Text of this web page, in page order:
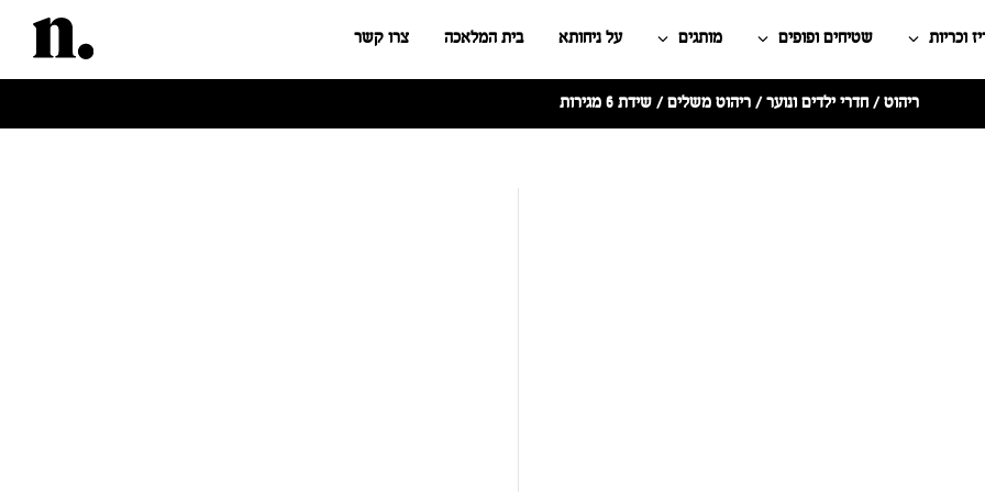
וכריות שטיחים ופופים מותגים על ניחותא בית המלאכה צרו קשר
ריהוט/חדרי ילדים ונוער/ריהוט משלים/ שידת 6 מגירות